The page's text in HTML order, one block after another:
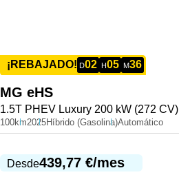
¡REBAJADO! D02 H05 M36
MG eHS
1.5T PHEV Luxury 200 kW (272 CV)
100km2025Híbrido (Gasolina)Automático
Desde439,77 €/mes